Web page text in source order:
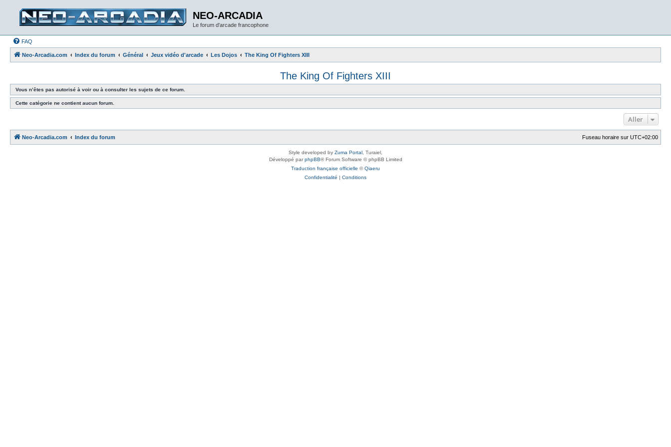
NEO-ARCADIA
Le forum d'arcade francophone
FAQ
Neo-Arcadia.com Index du forum Général Jeux vidéo d'arcade Les Dojos The King Of Fighters XIII
The King Of Fighters XIII
Vous n’êtes pas autorisé à voir ou à consulter les sujets de ce forum.
Cette catégorie ne contient aucun forum.
Aller
Neo-Arcadia.com Index du forum Fuseau horaire sur UTC+02:00
Style developed by Zuma Portal , Turaiel,
Développé parphpBB® Forum Software © phpBB Limited
Traduction française officielle ©Qiaeru
Confidentialité | Conditions